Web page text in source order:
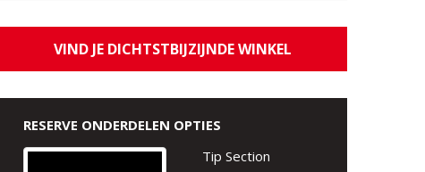
VIND JE DICHTSTBIJZIJNDE WINKEL
RESERVE ONDERDELEN OPTIES
Tip Section